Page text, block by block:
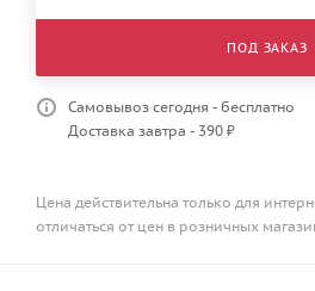
ПОД ЗАКАЗ
Самовывоз сегодня - бесплатно
Доставка завтра - 390 ₽
Цена действительна только для
отличаться от цен в розничных